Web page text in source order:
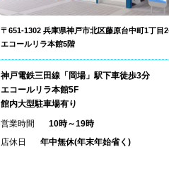
〒651-1302 兵庫県神戸市北区藤原台中町1丁目
エコールリラ本館5階
神戸電鉄三田線「岡場」駅下車徒歩3分
エコールリラ本館5F
館内大型駐車場有り
営業時間
10時～19時
店休日
年中無休(年末年始省く)